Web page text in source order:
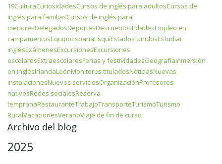
19CulturaCuriosidadesCursos de inglés para adultosCursos de
inglés para familiasCursos de inglés para
menoresDelegadosDeportesDescuentosEdadesEmpleo en
campamentosEquipoEspañaEsquíEstados UnidosEstudiar
inglésExámenesExcursionesExcursiones
escolaresExtraescolaresFerias y festividadesGeografíaInmersión
en inglésIrlandaLeónMonitores tituladosNoticiasNuevas
instalacionesNuevos serviciosOrganizaciónProfesores
nativosRedes socialesReserva
tempranaRestauranteTrabajoTransporteTurismoTurismo
RuralVacacionesVeranoViaje de fin de curso
Archivo del blog
2025